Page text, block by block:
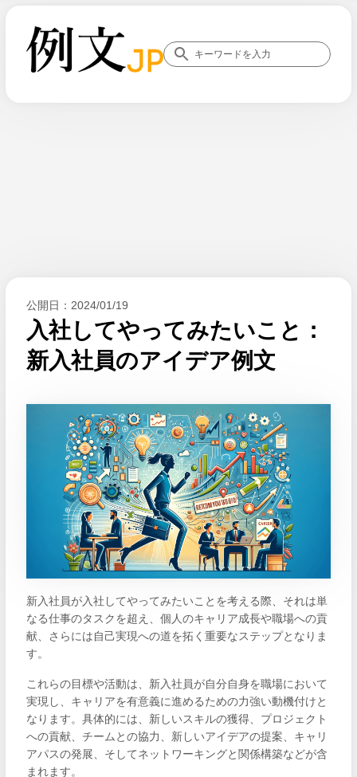
公開日： 2024/01/19
入社してやってみたいこと：
新入社員のアイデア例文
新入社員が入社してやってみたいことを考える際、それは単
なる仕事のタスクを超え、個人のキャリア成長や職場への貢
献、さらには自己実現への道を拓く重要なステップとなりま
す。
これらの目標や活動は、新入社員が自分自身を職場において
実現し、キャリアを有意義に進めるための力強い動機付けと
なります。具体的には、新しいスキルの獲得、プロジェクト
への貢献、チームとの協力、新しいアイデアの提案、キャリ
アパスの発展、そしてネットワーキングと関係構築などが含
まれます。